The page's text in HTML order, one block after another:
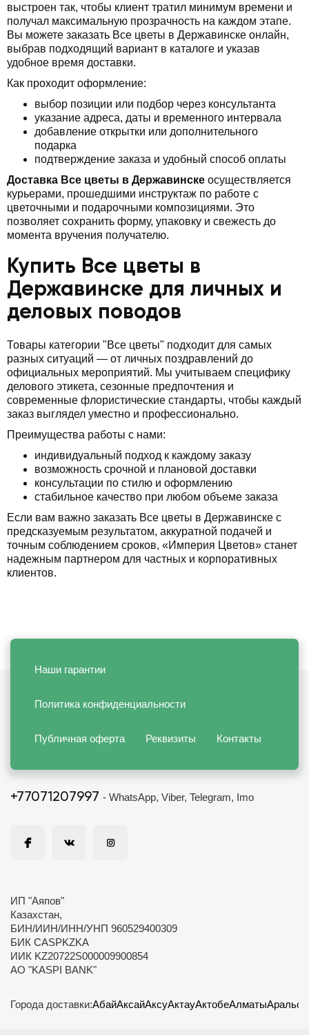
выстроен так, чтобы клиент тратил минимум времени и
получал максимальную прозрачность на каждом этапе.
Вы можете заказать Все цветы в Державинске онлайн,
выбрав подходящий вариант в каталоге и указав
удобное время доставки.
Как проходит оформление:
выбор позиции или подбор через консультанта
указание адреса, даты и временного интервала
добавление открытки или дополнительного
подарка
подтверждение заказа и удобный способ оплаты
Доставка Все цветы в Державинске осуществляется
курьерами, прошедшими инструктаж по работе с
цветочными и подарочными композициями. Это
позволяет сохранить форму, упаковку и свежесть до
момента вручения получателю.
Купить Все цветы в
Державинске для личных и
деловых поводов
Товары категории "Все цветы" подходит для самых
разных ситуаций — от личных поздравлений до
официальных мероприятий. Мы учитываем специфику
делового этикета, сезонные предпочтения и
современные флористические стандарты, чтобы каждый
заказ выглядел уместно и профессионально.
Преимущества работы с нами:
индивидуальный подход к каждому заказу
возможность срочной и плановой доставки
консультации по стилю и оформлению
стабильное качество при любом объеме заказа
Если вам важно заказать Все цветы в Державинске с
предсказуемым результатом, аккуратной подачей и
точным соблюдением сроков, «Империя Цветов» станет
надежным партнером для частных и корпоративных
клиентов.
Наши гарантии
Политика конфиденциальности
Публичная оферта Реквизиты Контакты
+77071207997 - WhatsApp, Viber, Telegram, Imo
ИП "Аяпов"
Казахстан,
БИН/ИИН/ИНН/УНП 960529400309
БИК CASPKZKA
ИИК KZ20722S000009900854
АО "KASPI BANK"
Города доставки:АбайАксайАксуАктауАктобеАлматыАральск